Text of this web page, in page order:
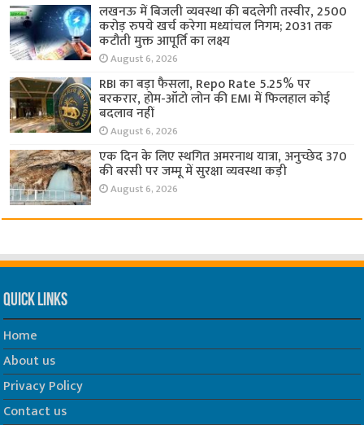
लखनऊ में बिजली व्यवस्था की बदलेगी तस्वीर, 2500
करोड़ रुपये खर्च करेगा मध्यांचल निगम; 2031 तक
कटौती मुक्त आपूर्ति का लक्ष्य
August 6, 2026
RBI का बड़ा फैसला, Repo Rate 5.25% पर
बरकरार, होम-ऑटो लोन की EMI में फिलहाल कोई
बदलाव नहीं
August 6, 2026
एक दिन के लिए स्थगित अमरनाथ यात्रा, अनुच्छेद 370
की बरसी पर जम्मू में सुरक्षा व्यवस्था कड़ी
August 6, 2026
Quick Links
Home
About us
Privacy Policy
Contact us